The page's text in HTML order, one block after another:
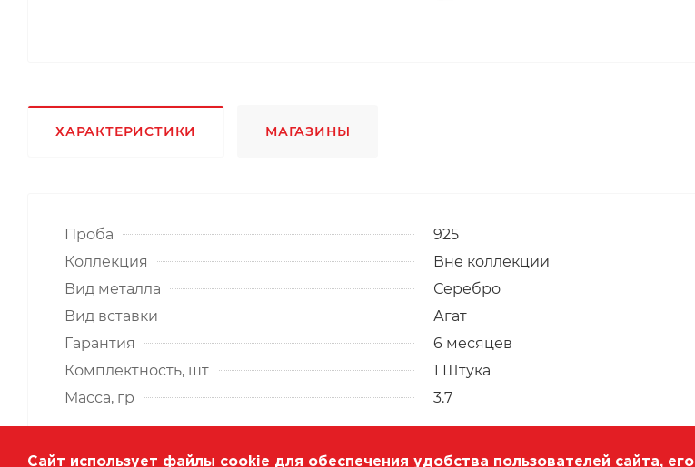
ХАРАКТЕРИСТИКИ МАГАЗИНЫ
Проба
925
Коллекция
Вне коллекции
Вид металла
Серебро
Вид вставки
Агат
Гарантия
6 месяцев
Комплектность, шт
1 Штука
Масса, гр
3.7
Сайт использует файлы cookie для обеспечения удобства пользователей сайта, его